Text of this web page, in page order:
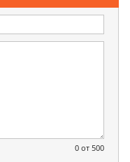
0 от 500